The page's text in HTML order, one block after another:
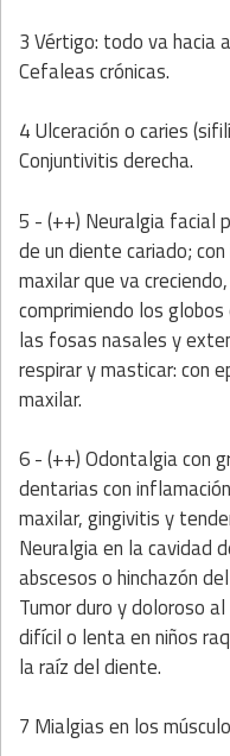
3 Vértigo: todo va hacia
Cefaleas crónicas.
4 Ulceración o caries
Conjuntivitis derecha.
5 - (++) Neuralgia facial
de un diente cariado;
maxilar que va
comprimiendo los
las fosas nasales y
respirar y masticar: con
maxilar.
6 - (++) Odontalgia con
dentarias con
maxilar, gingivitis y
Neuralgia en la cavidad
abscesos o hinchazón
Tumor duro y doloroso
difícil o lenta en niños
la raíz del diente.
7 Mialgias en los